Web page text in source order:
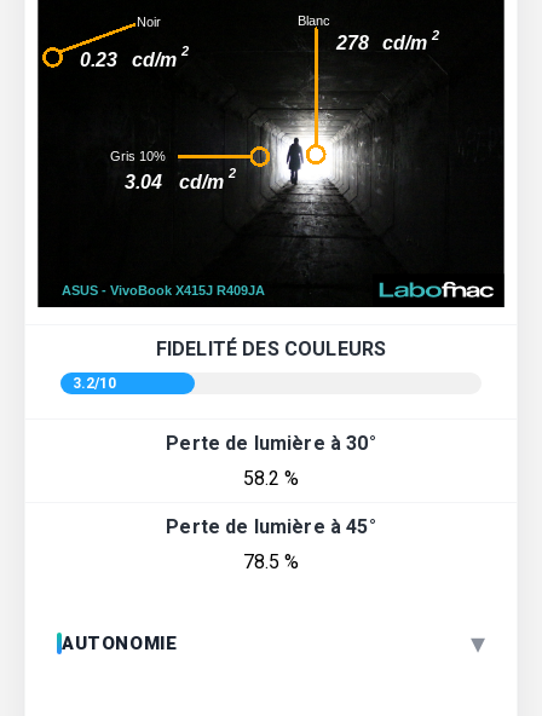
FIDELITÉ DES COULEURS
3.2/10
Perte de lumière à 30°
58.2 %
Perte de lumière à 45°
78.5 %
AUTONOMIE ▾